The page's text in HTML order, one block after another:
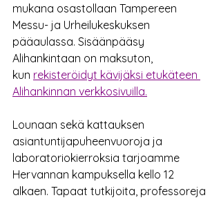
mukana osastollaan Tampereen
Messu- ja Urheilukeskuksen
pääaulassa. Sisäänpääsy
Alihankintaan on maksuton,
kun rekisteröidyt kävijäksi etukäteen
Alihankinnan verkkosivuilla.
Lounaan sekä kattauksen
asiantuntijapuheenvuoroja ja
laboratoriokierroksia tarjoamme
Hervannan kampuksella kello 12
alkaen. Tapaat tutkijoita, professoreja